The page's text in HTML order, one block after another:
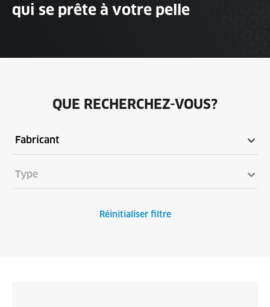
qui se prête à votre pelle
QUE RECHERCHEZ-VOUS?
Réinitialiser filtre